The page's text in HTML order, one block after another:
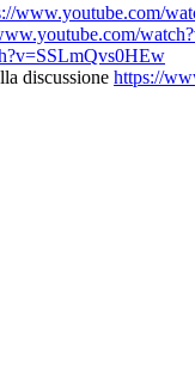
www.youtube.com/
discussione https://